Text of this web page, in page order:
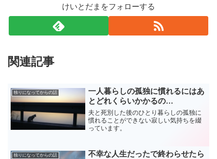
けいとだまをフォローする
関連記事
独りになってからの話
一人暮らしの孤独に慣れるにはあ
とどれくらいかかるの…
夫と死別した後のひとり暮らしの孤独に
慣れることができない寂しい気持ちを綴
っています。
独りになってからの話
不幸な人生だったで終わらせたら